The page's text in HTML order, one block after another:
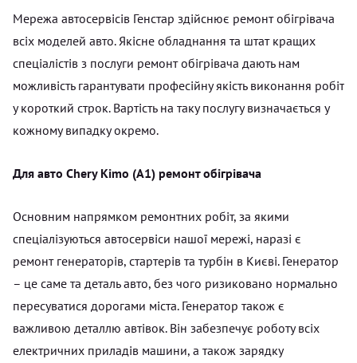
Мережа автосервісів Генстар здійснює ремонт обігрівача
всіх моделей авто. Якісне обладнання та штат кращих
спеціалістів з послуги ремонт обігрівача дають нам
можливість гарантувати професійну якість виконання робіт
у короткий строк. Вартість на таку послугу визначається у
кожному випадку окремо.
Для авто Chery Kimo (A1) ремонт обігрівача
Основним напрямком ремонтних робіт, за якими
спеціалізуються автосервіси нашої мережі, наразі є
ремонт генераторів, стартерів та турбін в Києві. Генератор
– це саме та деталь авто, без чого ризиковано нормально
пересуватися дорогами міста. Генератор також є
важливою деталлю автівок. Він забезпечує роботу всіх
електричних приладів машини, а також зарядку